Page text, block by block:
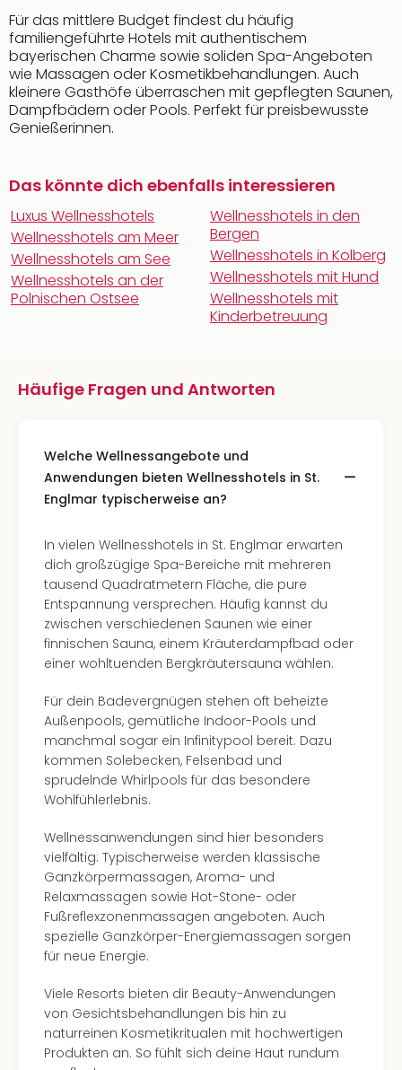
Für das mittlere Budget findest du häufig
familiengeführte Hotels mit authentischem
bayerischen Charme sowie soliden Spa-Angeboten
wie Massagen oder Kosmetikbehandlungen. Auch
kleinere Gasthöfe überraschen mit gepflegten Saunen,
Dampfbädern oder Pools. Perfekt für preisbewusste
Genießerinnen.
Das könnte dich ebenfalls interessieren
Luxus Wellnesshotels
Wellnesshotels am Meer
Wellnesshotels am See
Wellnesshotels an der
Polnischen Ostsee
Wellnesshotels in den
Bergen
Wellnesshotels in Kolberg
Wellnesshotels mit Hund
Wellnesshotels mit
Kinderbetreuung
Häufige Fragen und Antworten
Welche Wellnessangebote und
Anwendungen bieten Wellnesshotels in St.
Englmar typischerweise an?
In vielen Wellnesshotels in St. Englmar erwarten
dich großzügige Spa-Bereiche mit mehreren
tausend Quadratmetern Fläche, die pure
Entspannung versprechen. Häufig kannst du
zwischen verschiedenen Saunen wie einer
finnischen Sauna, einem Kräuterdampfbad oder
einer wohltuenden Bergkräutersauna wählen.
Für dein Badevergnügen stehen oft beheizte
Außenpools, gemütliche Indoor-Pools und
manchmal sogar ein Infinitypool bereit. Dazu
kommen Solebecken, Felsenbad und
sprudelnde Whirlpools für das besondere
Wohlfühlerlebnis.
Wellnessanwendungen sind hier besonders
vielfältig: Typischerweise werden klassische
Ganzkörpermassagen, Aroma- und
Relaxmassagen sowie Hot-Stone- oder
Fußreflexzonenmassagen angeboten. Auch
spezielle Ganzkörper-Energiemassagen sorgen
für neue Energie.
Viele Resorts bieten dir Beauty-Anwendungen
von Gesichtsbehandlungen bis hin zu
naturreinen Kosmetikritualen mit hochwertigen
Produkten an. So fühlt sich deine Haut rundum